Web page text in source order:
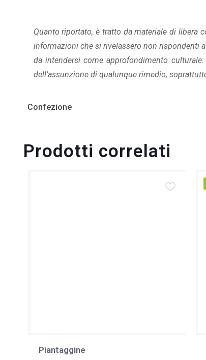
Quanto riportato, è tratto da materiale di libera
informazioni che si rivelassero non rispondenti
da intendersi come approfondimento
dell’assunzione di qualunque rimedio,
Confezione
Prodotti correlati
Piantaggine